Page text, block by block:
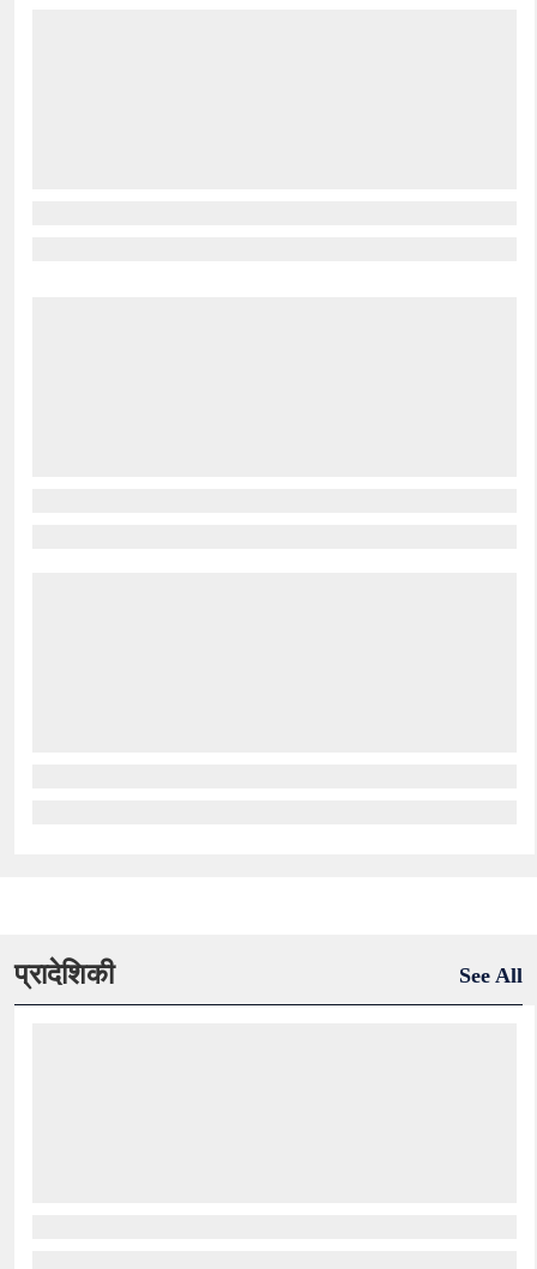
प्रादेशिकी See All